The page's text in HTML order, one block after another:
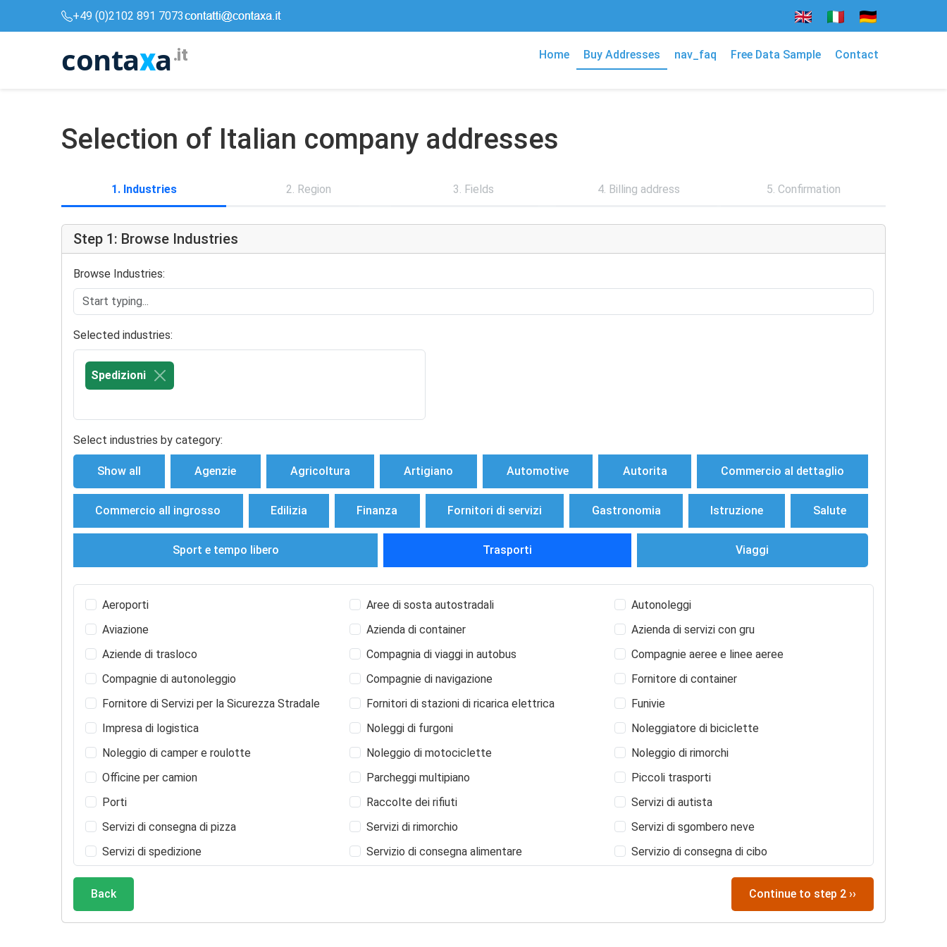
+49 (0)2102 891 7073
contaxa.it Home Buy Addresses nav_faq Free Data Sample Contact
Selection of Italian company addresses
1. Industries 2. Region 3. Fields 4. Billing address 5. Confirmation
Step 1: Browse Industries
Browse Industries:
Selected industries:
Spedizioni
Select industries by category:
Show all Agenzie Agricoltura Artigiano Automotive Autorita Commercio al dettaglio
Commercio all ingrosso Edilizia Finanza Fornitori di servizi Gastronomia Istruzione Salute
Sport e tempo libero Trasporti Viaggi
Aeroporti Aree di sosta autostradali
Autonoleggi
Aviazione
Azienda di container
Azienda di servizi con gru
Aziende di trasloco
Compagnia di viaggi in autobus
Compagnie aeree e linee aeree
Compagnie di autonoleggio
Compagnie di navigazione
Fornitore di container
Fornitore di Servizi per la Sicurezza Stradale
Fornitori di stazioni di ricarica elettrica
Funivie
Impresa di logistica
Noleggi di furgoni
Noleggiatore di biciclette
Noleggio di camper e roulotte
Noleggio di motociclette
Noleggio di rimorchi
Officine per camion
Parcheggi multipiano
Piccoli trasporti
Porti
Raccolte dei rifiuti
Servizi di autista
Servizi di consegna di pizza
Servizi di rimorchio
Servizi di sgombero neve
Servizi di spedizione
Servizio di consegna alimentare
Servizio di consegna di cibo
Servizio di limousine
Spedizioni di merci
Trasporti per disabili
Vendita di biglietti
Back Continue to step 2 ››